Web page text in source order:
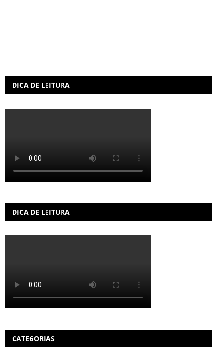
DICA DE LEITURA
DICA DE LEITURA
CATEGORIAS